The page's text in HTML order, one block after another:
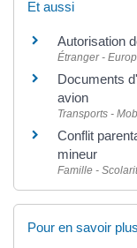
Et aussi
Autorisation
Étranger -
Documents
avion
Transports -
Conflit
mineur
Famille -
Pour en savoir plus